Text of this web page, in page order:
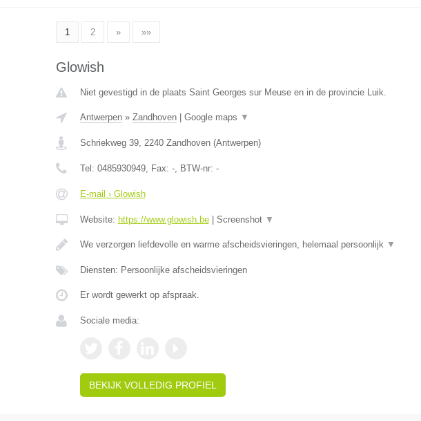
1 2 » »»
Glowish
Niet gevestigd in de plaats Saint Georges sur Meuse en in de provincie Luik.
Antwerpen» Zandhoven| Google maps ▼
Schriekweg 39, 2240 Zandhoven(Antwerpen)
Tel: 0485930949, Fax: -, BTW-nr: -
E-mail › Glowish
Website: https://www.glowish.be| Screenshot ▼
We verzorgen liefdevolle en warme afscheidsvieringen, helemaal persoonlijk ▼
Diensten: Persoonlijke afscheidsvieringen
Er wordt gewerkt op afspraak.
Sociale media:
BEKIJK VOLLEDIG PROFIEL